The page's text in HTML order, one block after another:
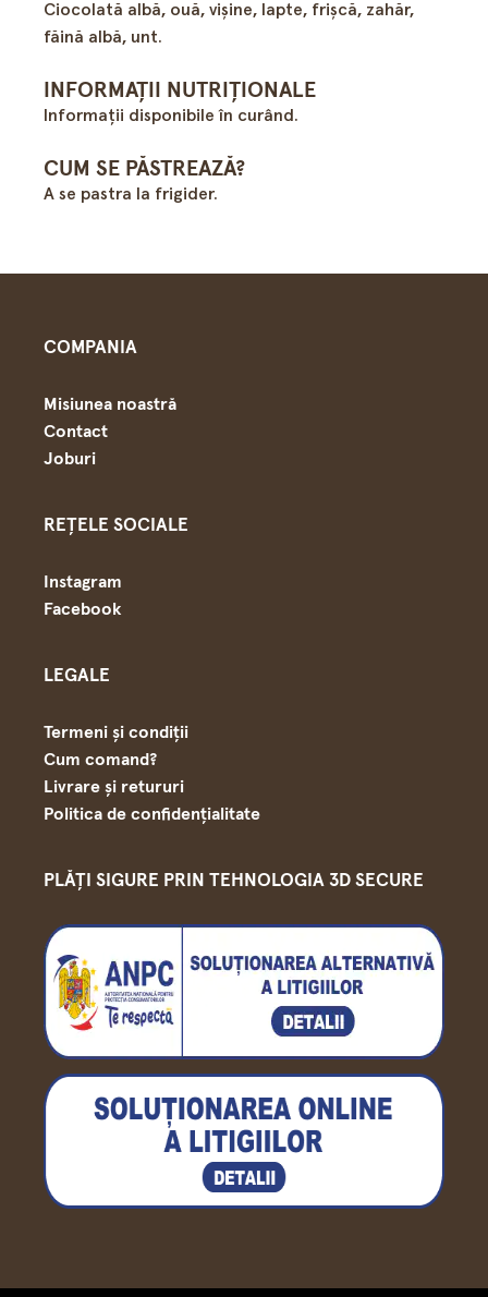
Ciocolată albă, ouă, vişine, lapte, frişcă, zahăr,
făină albă, unt.
INFORMAȚII NUTRIȚIONALE
Informații disponibile în curând.
CUM SE PĂSTREAZĂ?
A se pastra la frigider.
COMPANIA
Misiunea noastră
Contact
Joburi
REȚELE SOCIALE
Instagram
Facebook
LEGALE
Termeni și condiții
Cum comand?
Livrare și retururi
Politica de confidențialitate
PLĂȚI SIGURE PRIN TEHNOLOGIA 3D SECURE